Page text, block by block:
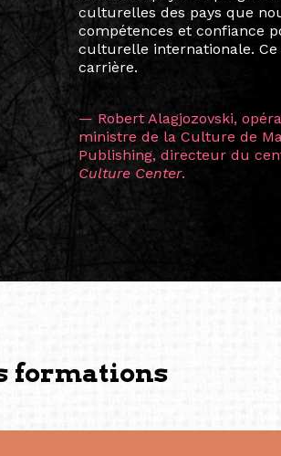
allant de Baguio City à
Manille, Tokyo et Varsovie,
consistant à connecter des
continents.
L’une des rencontres les
consœur HicterienneRuthe
la vision ont transformé ma
Singapour à Berlin pendant
les amitiés forgées durant
solidité et m’encouragent à
vers de nouvelles possibilités.
— Vanini Belarmino
(Photography: Geric Cruz)